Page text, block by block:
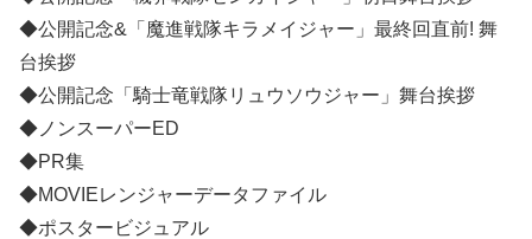
◆公開記念&「魔進戦隊キラメイジャー」最終回直前! 舞
台挨拶
◆公開記念「騎士竜戦隊リュウソウジャー」舞台挨拶
◆ノンスーパーED
◆PR集
◆MOVIEレンジャーデータファイル
◆ポスタービジュアル